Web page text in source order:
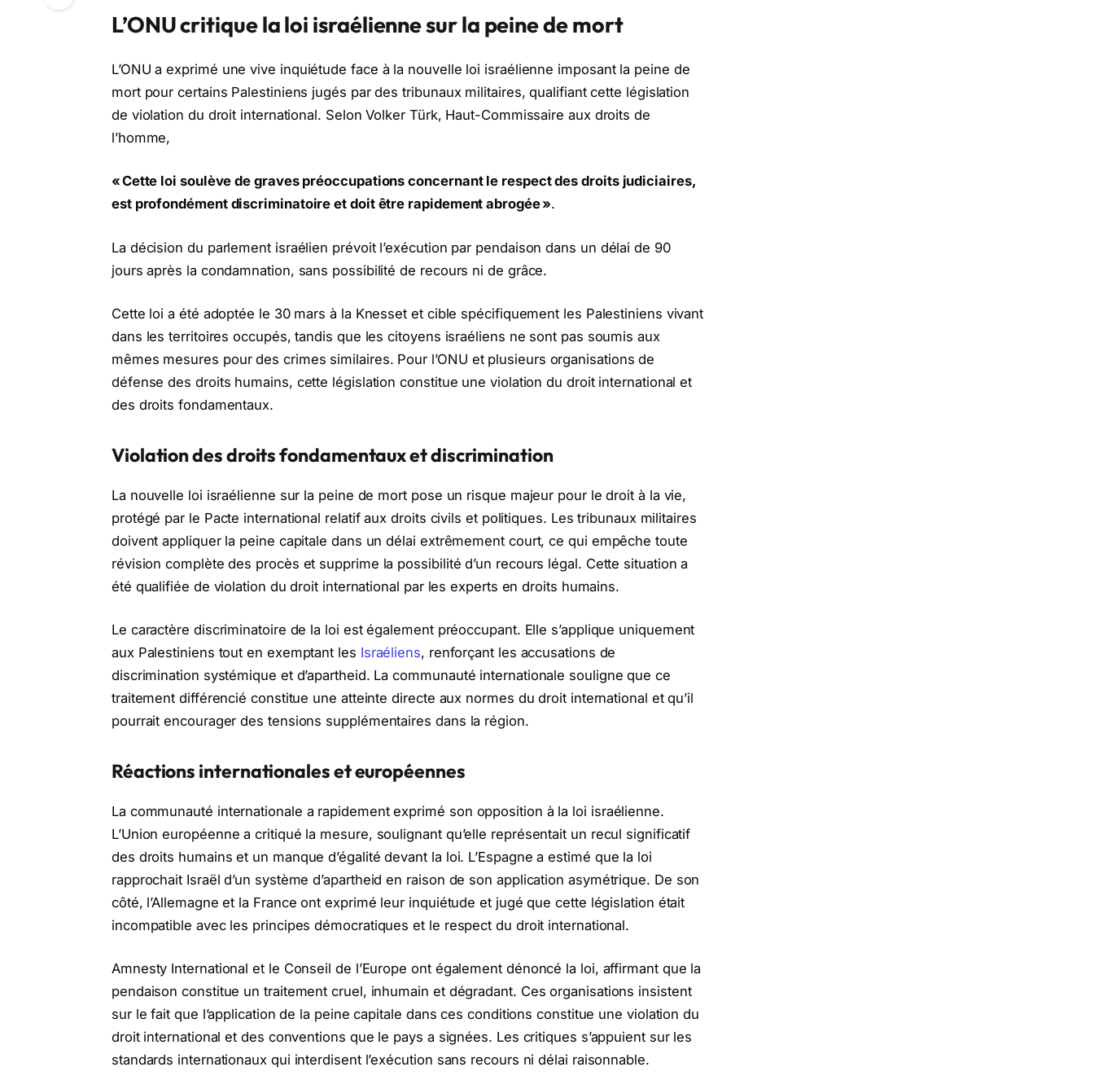
L’ONU critique la loi israélienne sur la peine de mort
L’ONU a exprimé une vive inquiétude face à la nouvelle loi israélienne imposant la peine de
mort pour certains Palestiniens jugés par des tribunaux militaires, qualifiant cette législation
de violation du droit international. Selon Volker Türk, Haut-Commissaire aux droits de
l’homme,
« Cette loi soulève de graves préoccupations concernant le respect des droits judiciaires,
est profondément discriminatoire et doit être rapidement abrogée ».
La décision du parlement israélien prévoit l’exécution par pendaison dans un délai de 90
jours après la condamnation, sans possibilité de recours ni de grâce.
Cette loi a été adoptée le 30 mars à la Knesset et cible spécifiquement les Palestiniens vivant
dans les territoires occupés, tandis que les citoyens israéliens ne sont pas soumis aux
mêmes mesures pour des crimes similaires. Pour l’ONU et plusieurs organisations de
défense des droits humains, cette législation constitue une violation du droit international et
des droits fondamentaux.
Violation des droits fondamentaux et discrimination
La nouvelle loi israélienne sur la peine de mort pose un risque majeur pour le droit à la vie,
protégé par le Pacte international relatif aux droits civils et politiques. Les tribunaux militaires
doivent appliquer la peine capitale dans un délai extrêmement court, ce qui empêche toute
révision complète des procès et supprime la possibilité d’un recours légal. Cette situation a
été qualifiée de violation du droit international par les experts en droits humains.
Le caractère discriminatoire de la loi est également préoccupant. Elle s’applique uniquement
aux Palestiniens tout en exemptant les Israéliens, renforçant les accusations de
discrimination systémique et d’apartheid. La communauté internationale souligne que ce
traitement différencié constitue une atteinte directe aux normes du droit international et qu’il
pourrait encourager des tensions supplémentaires dans la région.
Réactions internationales et européennes
La communauté internationale a rapidement exprimé son opposition à la loi israélienne.
L’Union européenne a critiqué la mesure, soulignant qu’elle représentait un recul significatif
des droits humains et un manque d’égalité devant la loi. L’Espagne a estimé que la loi
rapprochait Israël d’un système d’apartheid en raison de son application asymétrique. De son
côté, l’Allemagne et la France ont exprimé leur inquiétude et jugé que cette législation était
incompatible avec les principes démocratiques et le respect du droit international.
Amnesty International et le Conseil de l’Europe ont également dénoncé la loi, affirmant que la
pendaison constitue un traitement cruel, inhumain et dégradant. Ces organisations insistent
sur le fait que l’application de la peine capitale dans ces conditions constitue une violation du
droit international et des conventions que le pays a signées. Les critiques s’appuient sur les
standards internationaux qui interdisent l’exécution sans recours ni délai raisonnable.